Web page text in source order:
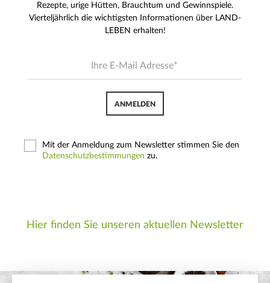
Rezepte, urige Hütten, Brauchtum und Gewinnspiele.
Vierteljährlich die wichtigsten Informationen über LAND-
LEBEN erhalten!
ANMELDEN
Mit der Anmeldung zum Newsletter stimmen Sie den
Datenschutzbestimmungen zu.
Hier finden Sie unseren aktuellen Newsletter